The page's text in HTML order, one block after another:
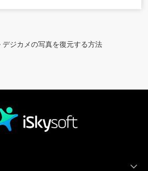
デジカメの写真を復元する方法